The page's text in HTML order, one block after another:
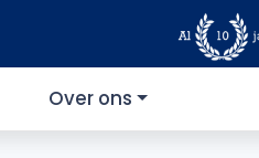
Over ons